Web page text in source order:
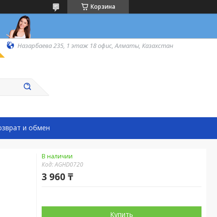
Корзина
Назарбаева 235, 1 этаж 18 офис, Алматы, Казахстан
и обмен
В наличии
Код:AGHD0720
3 960 ₸
Купить